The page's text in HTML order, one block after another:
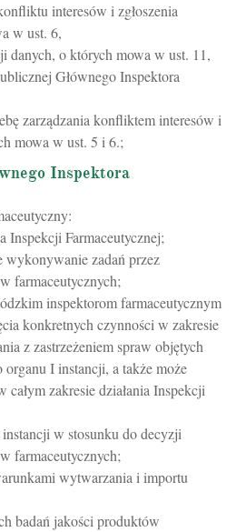
interesów i zgłoszenia
w ust. 6,
danych, o których mowa w ust. 11,
Głównego Inspektora
zarządzania konfliktem interesów i
mowa w ust. 5 i 6.;
Inspektora
Inspekcji Farmaceutycznej;
zadań przez
farmaceutycznych;
inspektorom farmaceutycznym
konkretnych czynności w zakresie
z zastrzeżeniem spraw objętych
I instancji, a także może
zakresie działania Inspekcji
w stosunku do decyzji
farmaceutycznych;
wytwarzania i importu
badań jakości produktów